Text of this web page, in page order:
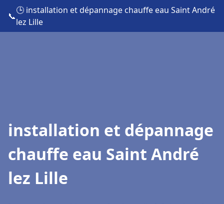
📞
🕒 installation et dépannage chauffe eau Saint André
lez Lille
installation et dépannage
chauffe eau Saint André
lez Lille